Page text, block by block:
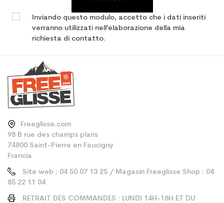
Inviando questo modulo, accetto che i dati inseriti
verranno utilizzati nell'elaborazione della mia
richiesta di contatto.
Freeglisse.com
98 B rue des champs plans
74800 Saint-Pierre en Faucigny
Francia
Site web : 04 50 07 13 25 / Magasin Freeglisse Shop : 04
85 22 11 04
RETRAIT DES COMMANDES : LUNDI 14H-18H ET DU